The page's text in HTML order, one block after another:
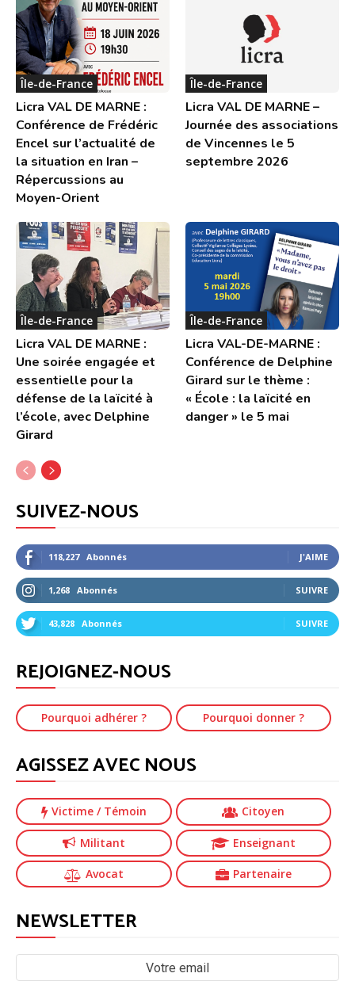
Île-de-France
Licra VAL DE MARNE :
Conférence de Frédéric
Encel sur l’actualité de
la situation en Iran –
Répercussions au
Moyen-Orient
Île-de-France
Licra VAL DE MARNE –
Journée des associations
de Vincennes le 5
septembre 2026
Île-de-France
Licra VAL DE MARNE :
Une soirée engagée et
essentielle pour la
défense de la laïcité à
l’école, avec Delphine
Girard
Île-de-France
Licra VAL-DE-MARNE :
Conférence de Delphine
Girard sur le thème :
« École : la laïcité en
danger » le 5 mai
SUIVEZ-NOUS
118,227 Abonnés J'AIME
1,268 Abonnés SUIVRE
43,828 Abonnés SUIVRE
REJOIGNEZ-NOUS
Pourquoi adhérer ? Pourquoi donner ?
AGISSEZ AVEC NOUS
Victime / Témoin Citoyen
Militant Enseignant
Avocat Partenaire
NEWSLETTER